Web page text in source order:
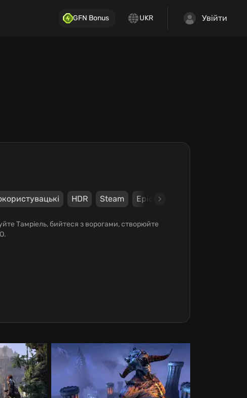
GFN Bonus UKR Увійти
HDR Steam Epic Games Store
Тамріель, бийтеся з ворогами, створюйте